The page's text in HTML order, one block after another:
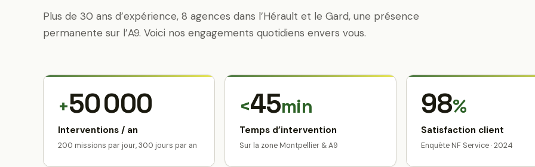
Plus de 30 ans d’expérience, 8 agences dans l’Hérault et le Gard, une présence
permanente sur l’A9. Voici nos engagements quotidiens envers vous.
+50 000
Interventions / an
200 missions par jour, 300 jours par an
<45min
Temps d’intervention
Sur la zone Montpellier & A9
98%
Satisfaction client
Enquête NF Service · 2024